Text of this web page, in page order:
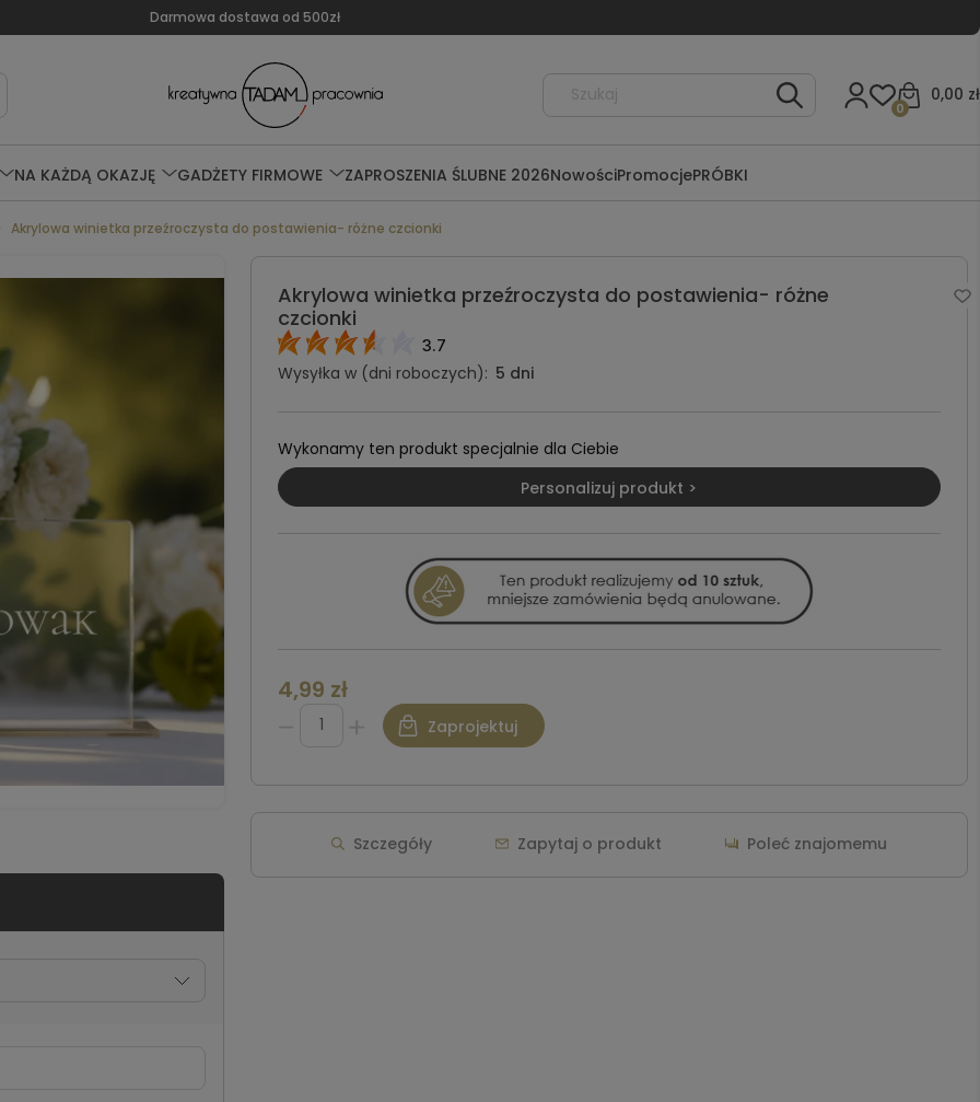
Darmowa dostawa od 500zł
0,00 zł
0
NA KAŻDĄ OKAZJĘ GADŻETY FIRMOWE ZAPROSZENIA ŚLUBNE 2026NowościPromocjePRÓBKI
Akrylowa winietka przeźroczysta do postawienia- różne czcionki
Akrylowa winietka przeźroczysta do postawienia- różne
czcionki
3.7
Wysyłka w (dni roboczych): 5 dni
Wykonamy ten produkt specjalnie dla Ciebie
Personalizuj produkt >
4,99 zł
Zaprojektuj
Szczegóły Zapytaj o produkt Poleć znajomemu